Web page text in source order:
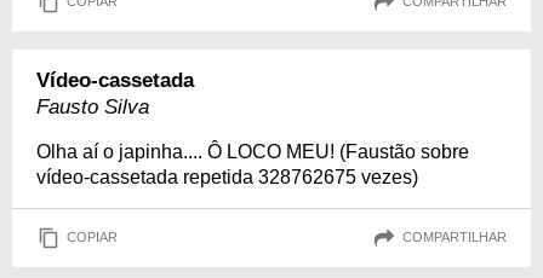
Vídeo-cassetada
Fausto Silva
Olha aí o japinha.... Ô LOCO MEU! (Faustão sobre
vídeo-cassetada repetida 328762675 vezes)
COPIAR COMPARTILHAR